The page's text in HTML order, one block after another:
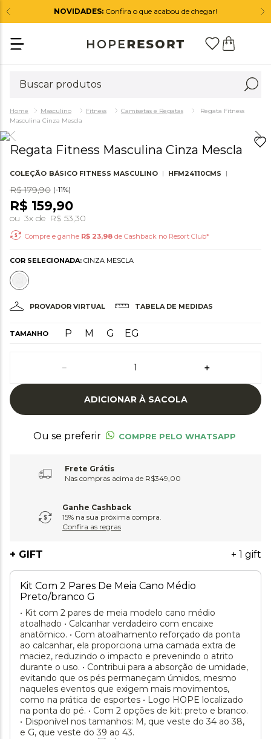
NOVIDADES: Confira o que acabou de chegar!
Masculino Fitness Camisetas e Regatas
Regata Fitness
Masculina Cinza Mescla
Regata Fitness Masculina Cinza Mescla
COLEÇÃO BÁSICO FITNESS MASCULINO HFM24110CMS
R$ 179,90 (-11%)
R$ 159,90
ou 3x de R$ 53,30
Compre e ganhe R$ 23,98 de Cashback no Resort Club*
COR SELECIONADA: CINZA MESCLA
PROVADOR VIRTUAL TABELA DE MEDIDAS
TAMANHO EG
G
M
P
＋
－
ADICIONAR À SACOLA
Ou se preferir COMPRE PELO WHATSAPP
Frete Grátis
Nas compras acima de R$349,00
Ganhe Cashback
15% na sua próxima compra.
Confira as regras
+ GIFT + 1 gift
Kit Com 2 Pares De Meia Cano Médio
Preto/branco G
• Kit com 2 pares de meia modelo cano médio
atoalhado • Calcanhar verdadeiro com encaixe
anatômico. • Com atoalhamento reforçado da ponta
ao calcanhar, ela proporciona uma camada extra de
maciez, reduzindo o impacto e prevenindo o atrito
durante o uso. • Contribui para a absorção de umidade,
evitando que os pés permaneçam úmidos, mesmo
naqueles eventos que exigem mais movimentos,
como na prática de esportes • Logo HOPE localizado
na ponta do pé. • Com 2 opções de kit: preto e branco.
• Disponível nos tamanhos: M, que veste do 34 ao 38,
e G, que veste do 39 ao 43.